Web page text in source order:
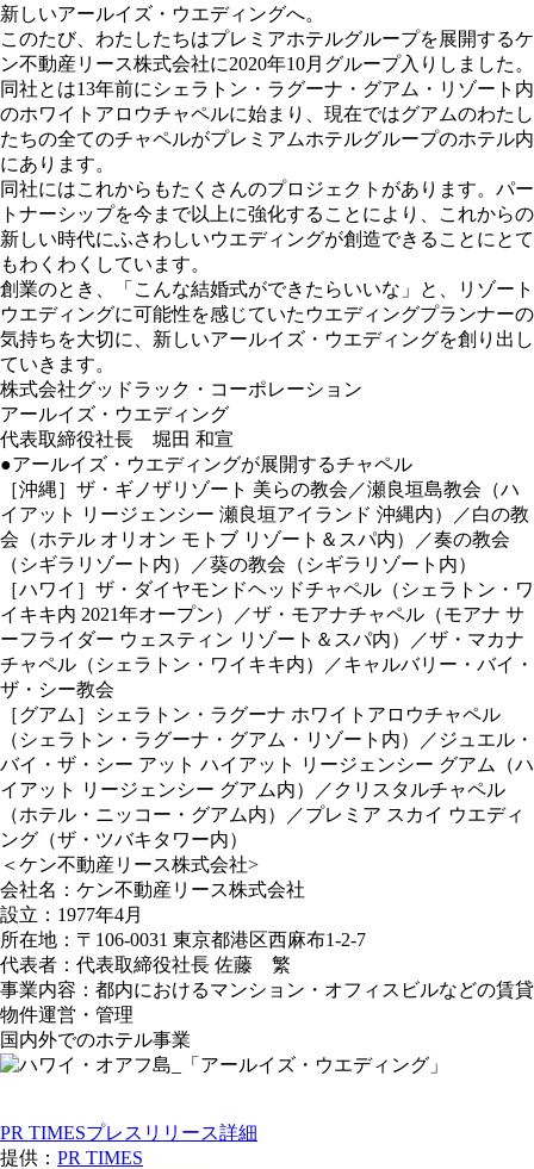
新しいアールイズ・ウエディングへ。
このたび、わたしたちはプレミアホテルグループを展開するケ
ン不動産リース株式会社に2020年10月グループ入りしました。
同社とは13年前にシェラトン・ラグーナ・グアム・リゾート内
のホワイトアロウチャペルに始まり、現在ではグアムのわたし
たちの全てのチャペルがプレミアムホテルグループのホテル内
にあります。
同社にはこれからもたくさんのプロジェクトがあります。パー
トナーシップを今まで以上に強化することにより、これからの
新しい時代にふさわしいウエディングが創造できることにとて
もわくわくしています。
創業のとき、「こんな結婚式ができたらいいな」と、リゾート
ウエディングに可能性を感じていたウエディングプランナーの
気持ちを大切に、新しいアールイズ・ウエディングを創り出し
ていきます。
株式会社グッドラック・コーポレーション
アールイズ・ウエディング
代表取締役社長 堀田 和宣
●アールイズ・ウエディングが展開するチャペル
［沖縄］ザ・ギノザリゾート 美らの教会／瀬良垣島教会（ハ
イアット リージェンシー 瀬良垣アイランド 沖縄内）／白の教
会（ホテル オリオン モトブ リゾート＆スパ内）／奏の教会
（シギラリゾート内）／葵の教会（シギラリゾート内）
［ハワイ］ザ・ダイヤモンドヘッドチャペル（シェラトン・ワ
イキキ内 2021年オープン）／ザ・モアナチャペル（モアナ サ
ーフライダー ウェスティン リゾート＆スパ内）／ザ・マカナ
チャペル（シェラトン・ワイキキ内）／キャルバリー・バイ・
ザ・シー教会
［グアム］シェラトン・ラグーナ ホワイトアロウチャペル
（シェラトン・ラグーナ・グアム・リゾート内）／ジュエル・
バイ・ザ・シー アット ハイアット リージェンシー グアム（ハ
イアット リージェンシー グアム内）／クリスタルチャペル
（ホテル・ニッコー・グアム内）／プレミア スカイ ウエディ
ング（ザ・ツバキタワー内）
＜ケン不動産リース株式会社>
会社名：ケン不動産リース株式会社
設立：1977年4月
所在地：〒106-0031 東京都港区西麻布1-2-7
代表者：代表取締役社長 佐藤 繁
事業内容：都内におけるマンション・オフィスビルなどの賃貸
物件運営・管理
国内外でのホテル事業
PR TIMESプレスリリース詳細
提供： PR TIMES